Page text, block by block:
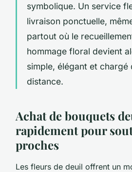
symbolique. Un service
livraison ponctuelle,
partout où le
hommage floral devient
simple, élégant et chargé
distance.
Achat de bouquets
rapidement pour
proches
Les fleurs de deuil offrent un